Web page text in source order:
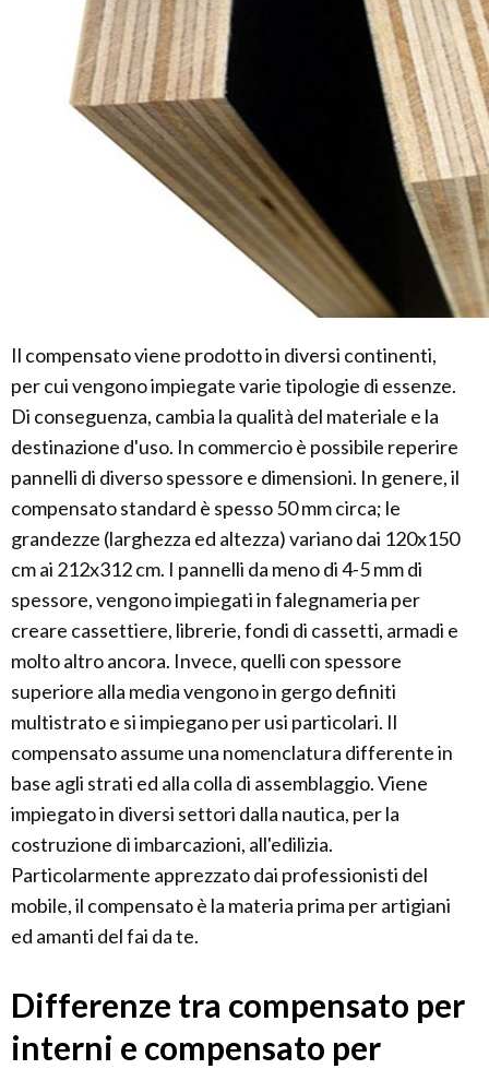
Il compensato viene prodotto in diversi continenti,
per cui vengono impiegate varie tipologie di essenze.
Di conseguenza, cambia la qualità del materiale e la
destinazione d'uso. In commercio è possibile reperire
pannelli di diverso spessore e dimensioni. In genere, il
compensato standard è spesso 50 mm circa; le
grandezze (larghezza ed altezza) variano dai 120x150
cm ai 212x312 cm. I pannelli da meno di 4-5 mm di
spessore, vengono impiegati in falegnameria per
creare cassettiere, librerie, fondi di cassetti, armadi e
molto altro ancora. Invece, quelli con spessore
superiore alla media vengono in gergo definiti
multistrato e si impiegano per usi particolari. Il
compensato assume una nomenclatura differente in
base agli strati ed alla colla di assemblaggio. Viene
impiegato in diversi settori dalla nautica, per la
costruzione di imbarcazioni, all'edilizia.
Particolarmente apprezzato dai professionisti del
mobile, il compensato è la materia prima per artigiani
ed amanti del fai da te.
Differenze tra compensato per
interni e compensato per